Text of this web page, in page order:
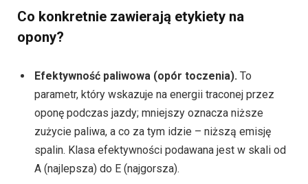
Co konkretnie zawierają etykiety na
opony?
Efektywność paliwowa (opór toczenia). To
parametr, który wskazuje na energii traconej przez
oponę podczas jazdy; mniejszy oznacza niższe
zużycie paliwa, a co za tym idzie – niższą emisję
spalin. Klasa efektywności podawana jest w skali od
A (najlepsza) do E (najgorsza).